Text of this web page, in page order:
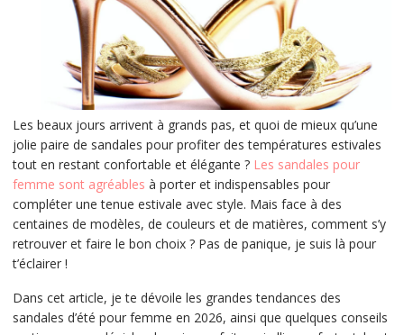
Les beaux jours arrivent à grands pas, et quoi de mieux qu’une
jolie paire de sandales pour profiter des températures estivales
tout en restant confortable et élégante ? Les sandales pour
femme sont agréables à porter et indispensables pour
compléter une tenue estivale avec style. Mais face à des
centaines de modèles, de couleurs et de matières, comment s’y
retrouver et faire le bon choix ? Pas de panique, je suis là pour
t’éclairer !
Dans cet article, je te dévoile les grandes tendances des
sandales d’été pour femme en 2026, ainsi que quelques conseils